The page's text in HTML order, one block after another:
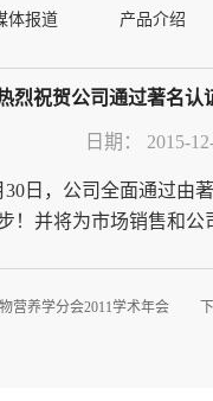
体报道 产品介绍
烈祝贺公司通过著名认
日期： 2015-
日，公司全面通过由
！并将为市场销售和
营养学分会2011学术年会